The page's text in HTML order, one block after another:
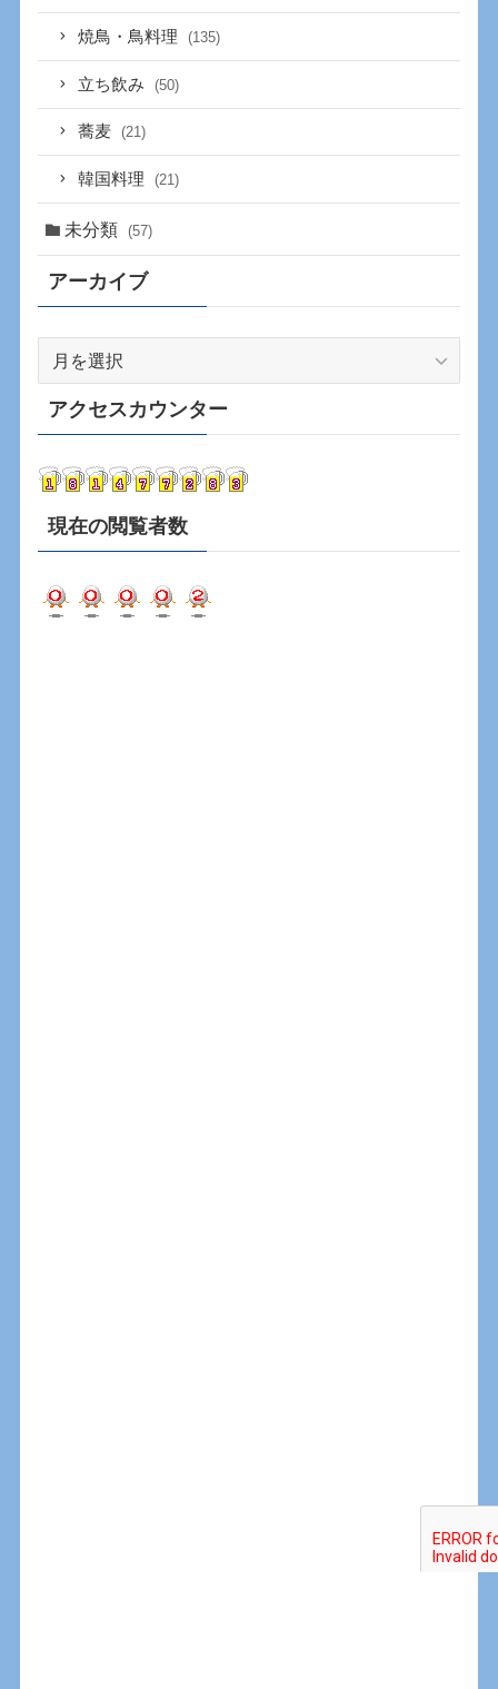
焼鳥・鳥料理 (135)
立ち飲み (50)
蕎麦 (21)
韓国料理 (21)
未分類 (57)
アーカイブ
カ
イ
アクセスカウンター
現在の閲覧者数